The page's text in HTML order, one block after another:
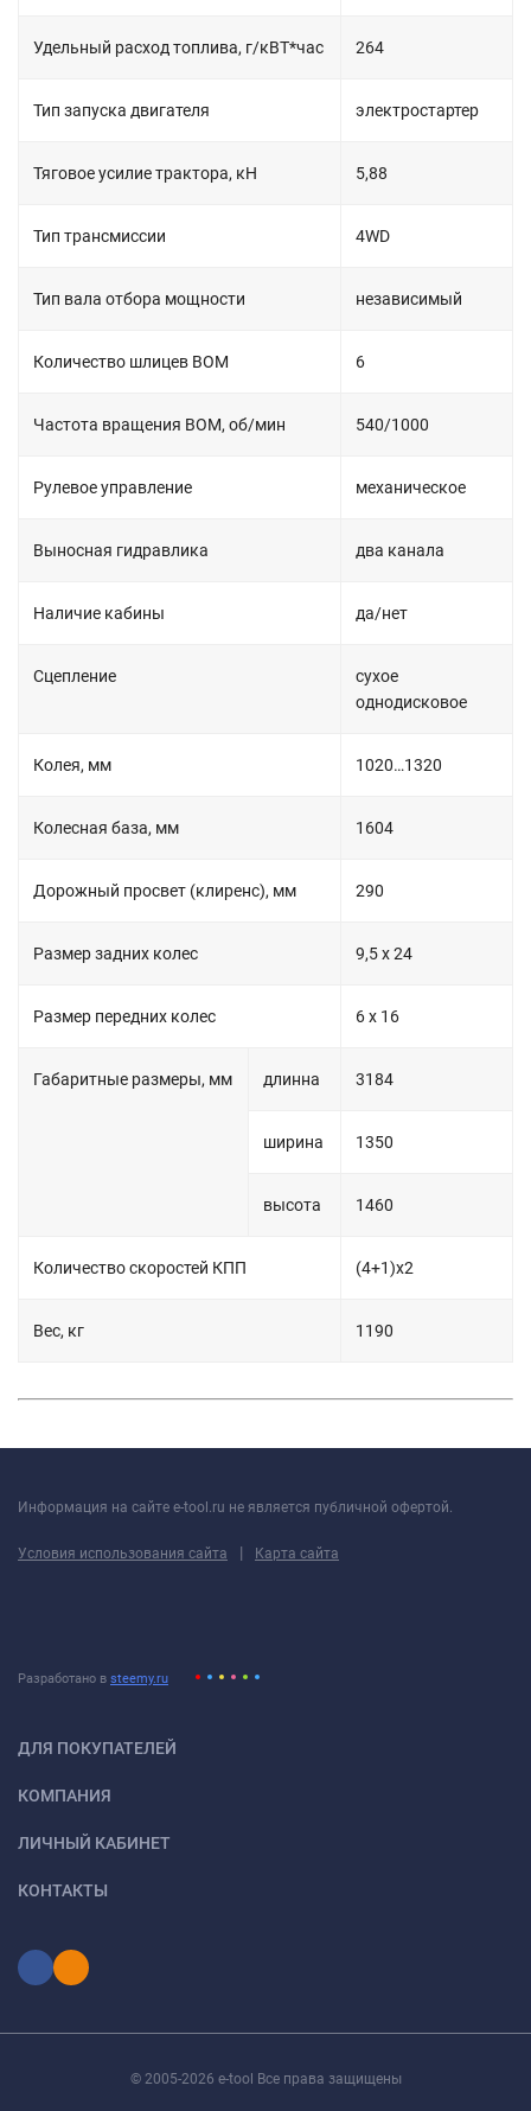
Удельный расход топлива, г/кВТ*час 264
Тип запуска двигателя электростартер
Тяговое усилие трактора, кН 5,88
Тип трансмиссии 4WD
Тип вала отбора мощности независимый
Количество шлицев ВОМ 6
Частота вращения ВОМ, об/мин 540/1000
Рулевое управление механическое
Выносная гидравлика два канала
Наличие кабины да/нет
Сцепление
сухое
однодисковое
Колея, мм 1020…1320
Колесная база, мм 1604
Дорожный просвет (клиренс), мм 290
Размер задних колес 9,5 х 24
Размер передних колес 6 х 16
Габаритные размеры, мм длинна 3184
ширина 1350
высота 1460
Количество скоростей КПП (4+1)х2
Вес, кг 1190
Информация на сайте e-tool.ru не является публичной офертой.
Условия использования сайта | Карта сайта
Разработано в steemy.ru
ДЛЯ ПОКУПАТЕЛЕЙ
КОМПАНИЯ
ЛИЧНЫЙ КАБИНЕТ
КОНТАКТЫ
© 2005-2026 e-tool Все права защищены